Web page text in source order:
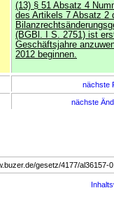
(13) § 51 Absatz 4
des Artikels 7 Absatz 2
(BGBl. I S. 2751) ist
Geschäftsjahre
2012 beginnen.
nächste
nächste
gesetz/4177/al36157-